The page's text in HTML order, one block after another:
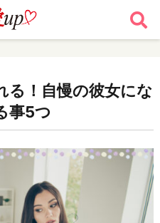
る！自慢の彼女にな
事5つ